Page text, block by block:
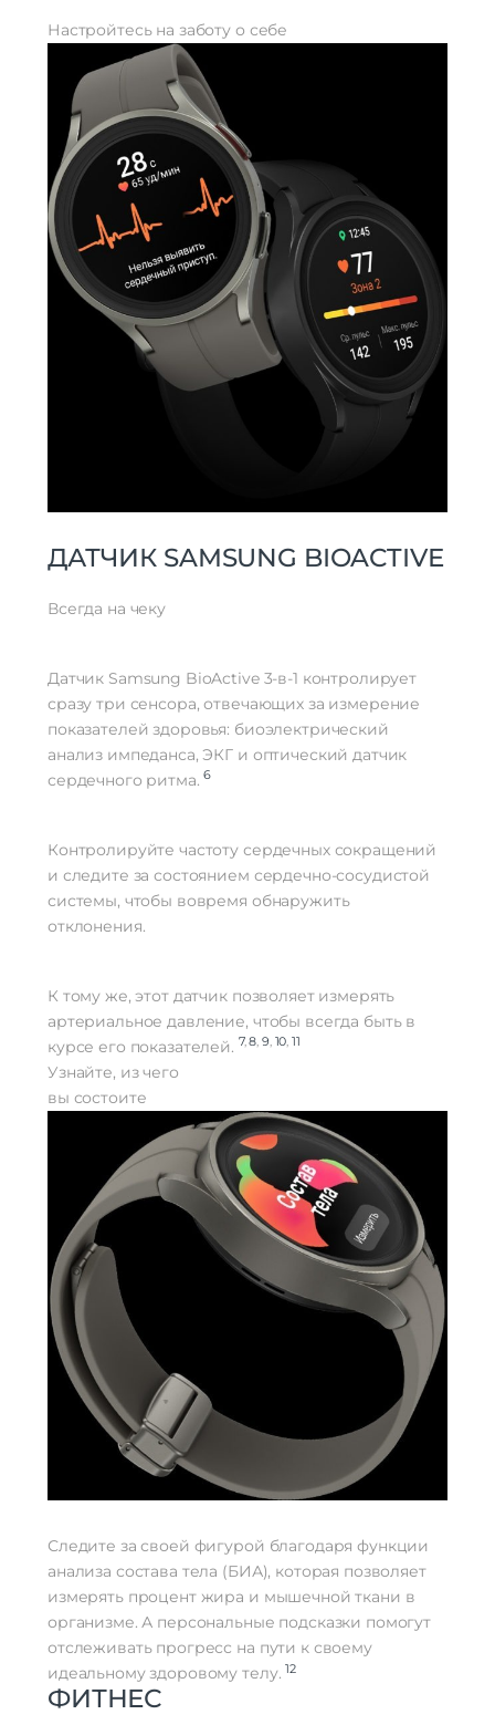
Настройтесь на заботу о себе
ДАТЧИК SAMSUNG BIOACTIVE
Всегда на чеку
Датчик Samsung BioActive 3-в-1 контролирует
сразу три сенсора, отвечающих за измерение
показателей здоровья: биоэлектрический
анализ импеданса, ЭКГ и оптический датчик
сердечного ритма.6
Контролируйте частоту сердечных сокращений
и следите за состоянием сердечно-сосудистой
системы, чтобы вовремя обнаружить
отклонения.
К тому же, этот датчик позволяет измерять
артериальное давление, чтобы всегда быть в
курсе его показателей. 7,8, 9, 10,11
Узнайте, из чего
вы состоите
Следите за своей фигурой благодаря функции
анализа состава тела (БИА), которая позволяет
измерять процент жира и мышечной ткани в
организме. А персональные подсказки помогут
отслеживать прогресс на пути к своему
идеальному здоровому телу. 12
ФИТНЕС